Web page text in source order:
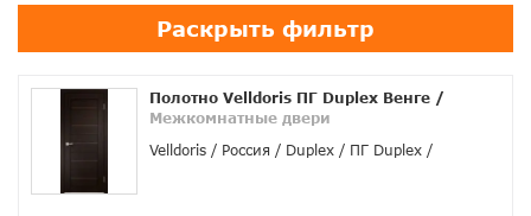
Раскрыть фильтр
Полотно Velldoris ПГ Duplex Венге /
Межкомнатные двери
Velldoris
Россия Duplex ПГ Duplex